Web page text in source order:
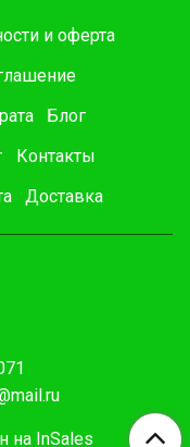
и оферта
Блог
Контакты
Доставка
на InSales